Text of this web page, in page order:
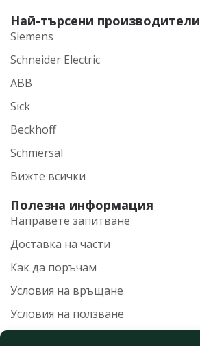
Най-търсени производители
Siemens
Schneider Electric
ABB
Sick
Beckhoff
Schmersal
Вижте всички
Полезна информация
Направете запитване
Доставка на части
Как да поръчам
Условия на връщане
Условия на ползване